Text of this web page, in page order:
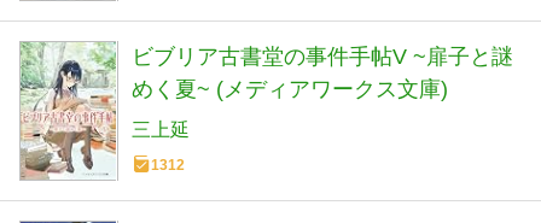
ビブリア古書堂の事件手帖V ~扉子と謎
めく夏~ (メディアワークス文庫)
三上延
1312